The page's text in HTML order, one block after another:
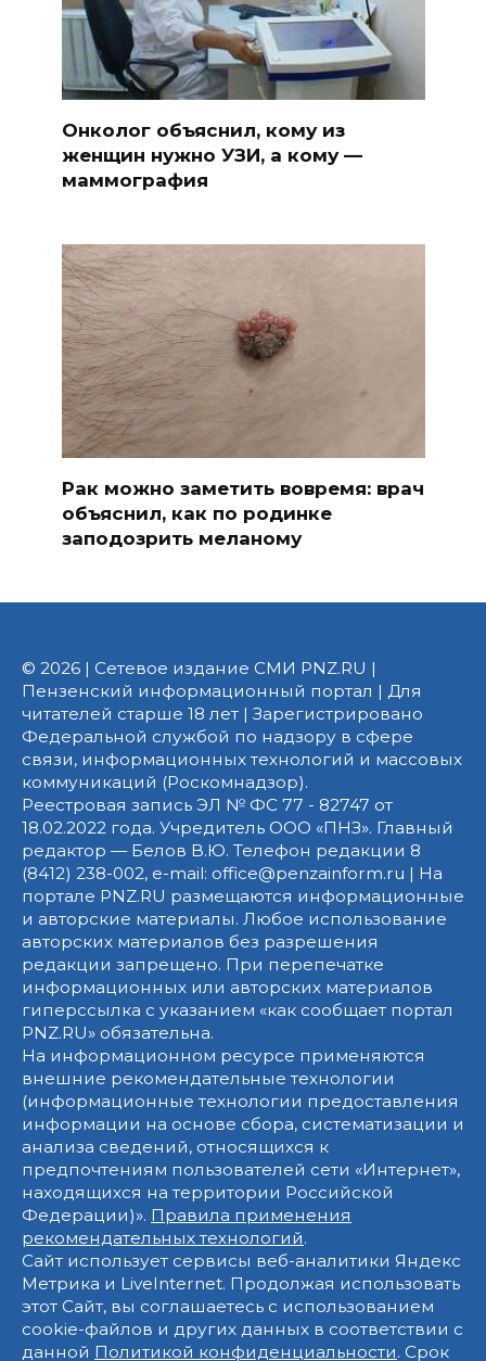
Онколог объяснил, кому из
женщин нужно УЗИ, а кому —
маммография
Рак можно заметить вовремя: врач
объяснил, как по родинке
заподозрить меланому
© 2026 | Сетевое издание СМИ PNZ.RU |
Пензенский информационный портал | Для
читателей старше 18 лет | Зарегистрировано
Федеральной службой по надзору в сфере
связи, информационных технологий и массовых
коммуникаций (Роскомнадзор).
Реестровая запись ЭЛ № ФС 77 - 82747 от
18.02.2022 года. Учредитель ООО «ПНЗ». Главный
редактор — Белов В.Ю. Телефон редакции 8
(8412) 238-002, e-mail: office@penzainform.ru | На
портале PNZ.RU размещаются информационные
и авторские материалы. Любое использование
авторских материалов без разрешения
редакции запрещено. При перепечатке
информационных или авторских материалов
гиперссылка с указанием «как сообщает портал
PNZ.RU» обязательна.
На информационном ресурсе применяются
внешние рекомендательные технологии
(информационные технологии предоставления
информации на основе сбора, систематизации и
анализа сведений, относящихся к
предпочтениям пользователей сети «Интернет»,
находящихся на территории Российской
Федерации)». Правила применения
рекомендательных технологий.
Сайт использует сервисы веб-аналитики Яндекс
Метрика и LiveInternet. Продолжая использовать
этот Сайт, вы соглашаетесь с использованием
cookie-файлов и других данных в соответствии с
данной Политикой конфиденциальности. Срок